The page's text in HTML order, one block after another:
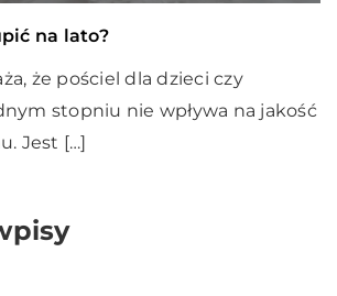
na lato?
że pościel dla dzieci czy
stopniu nie wpływa na jakość
Jest […]